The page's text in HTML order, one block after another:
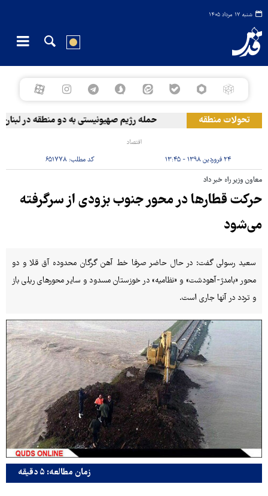
شنبه ۱۷ مرداد ۱۴۰۵
تحولات منطقه حمله رژیم صهیونیستی به دو منطقه در لبنان
اقتصاد
۲۴ فروردین ۱۳۹۸ - ۱۳:۴۵ کد مطلب: ۶۵۱۷۷۸
معاون وزیر راه خبر داد
حرکت قطارها در محور جنوب بزودی از سرگرفته
می‌شود
سعید رسولی گفت: در حال حاضر صرفا خط آهن گرگان محدوده آق قلا و دو
محور «بامدژ-آهودشت» و «نظامیه» در خوزستان مسدود و سایر محورهای ریلی باز
و تردد در آنها جاری است.
زمان مطالعه: ۵ دقیقه